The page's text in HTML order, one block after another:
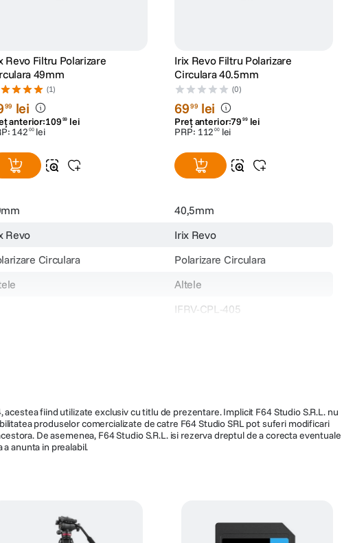
Revo Filtru Polarizare
49mm
(1)
99 lei
anterior:109 99 lei
142 00 lei
Irix Revo Filtru Polarizare
Circulara 40.5mm
(0)
6999 lei
Preț anterior:79 99 lei
PRP: 112 00 lei
40,5mm
Revo
Irix Revo
Circulara
Polarizare Circulara
Altele
IFRV-CPL-405
fiind utilizate exclusiv cu titlu de prezentare. Implicit F64 Studio S.R.L. nu
produselor comercializate de catre F64 Studio SRL pot suferi modificari
De asemenea, F64 Studio S.R.L. isi rezerva dreptul de a corecta eventuale
anunta in prealabil.